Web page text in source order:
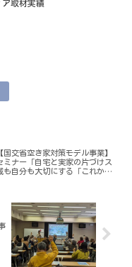
ア取材実績
国交省空き家対策モデル事業】
ミナー「自宅と実家の片づけス
も自分も大切にする「これか